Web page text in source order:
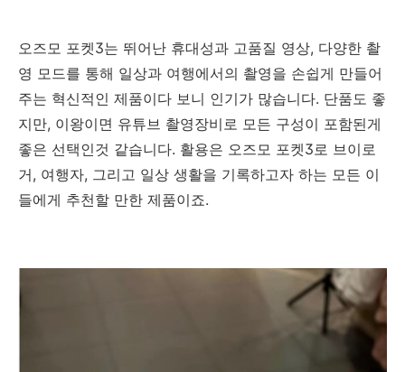
오즈모 포켓3는 뛰어난 휴대성과 고품질 영상, 다양한 촬
영 모드를 통해 일상과 여행에서의 촬영을 손쉽게 만들어
주는 혁신적인 제품이다 보니 인기가 많습니다. 단품도 좋
지만, 이왕이면 유튜브 촬영장비로 모든 구성이 포함된게
좋은 선택인것 같습니다. 활용은 오즈모 포켓3로 브이로
거, 여행자, 그리고 일상 생활을 기록하고자 하는 모든 이
들에게 추천할 만한 제품이죠.